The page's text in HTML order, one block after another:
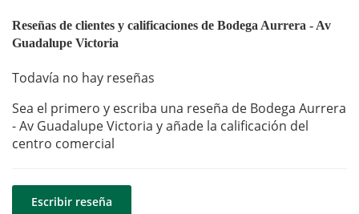
Reseñas de clientes y calificaciones de Bodega Aurrera - Av
Guadalupe Victoria
Todavía no hay reseñas
Sea el primero y escriba una reseña de Bodega Aurrera
- Av Guadalupe Victoria y añade la calificación del
centro comercial
Escribir reseña